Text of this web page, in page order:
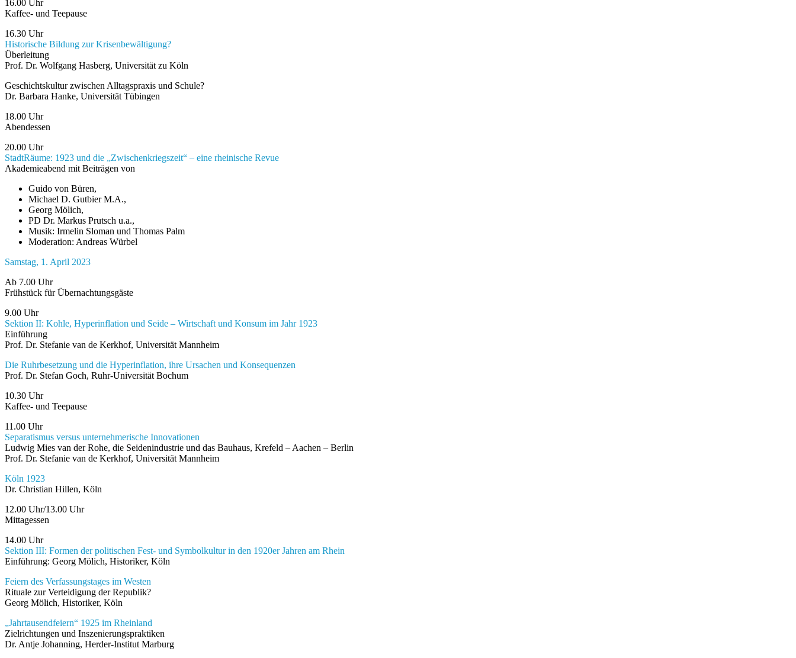
16.00 Uhr
Kaffee- und Teepause
16.30 Uhr
Historische Bildung zur Krisen­bewältigung?
Überleitung
Prof. Dr. Wolfgang Hasberg, Universität zu Köln
Geschichtskultur zwischen Alltagspraxis und Schule?
Dr. Barbara Hanke, Universität Tübingen
18.00 Uhr
Abendessen
20.00 Uhr
StadtRäume: 1923 und die „Zwischenkriegszeit“ – eine rheinische Revue
Akademieabend mit Beiträgen von
Guido von Büren,
Michael D. Gutbier M.A.,
Georg Mölich,
PD Dr. Markus Prutsch u.a.,
Musik: Irmelin Sloman und Thomas Palm
Moderation: Andreas Würbel
Samstag, 1. April 2023
Ab 7.00 Uhr
Frühstück für Übernachtungsgäste
9.00 Uhr
Sektion II: Kohle, Hyperinflation und Seide – Wirtschaft und Konsum im Jahr 1923
Einführung
Prof. Dr. Stefanie van de Kerkhof, Universität Mannheim
Die Ruhrbesetzung und die Hyperinflation, ihre Ursachen und Konsequenzen
Prof. Dr. Stefan Goch, Ruhr-Universität Bochum
10.30 Uhr
Kaffee- und Teepause
11.00 Uhr
Separatismus versus unternehmerische Innovationen
Ludwig Mies van der Rohe, die Seidenindustrie und das Bauhaus, Krefeld – Aachen – Berlin
Prof. Dr. Stefanie van de Kerkhof, Universität Mannheim
Köln 1923
Dr. Christian Hillen, Köln
12.00 Uhr/13.00 Uhr
Mittagessen
14.00 Uhr
Sektion III: Formen der politischen Fest- und Symbolkultur in den 1920er Jahren am Rhein
Einführung: Georg Mölich, Historiker, Köln
Feiern des Verfassungstages im Westen
Rituale zur Verteidigung der Republik?
Georg Mölich, Historiker, Köln
„Jahrtausendfeiern“ 1925 im Rheinland
Zielrichtungen und Inszenierungspraktiken
Dr. Antje Johanning, Herder-Institut Marburg